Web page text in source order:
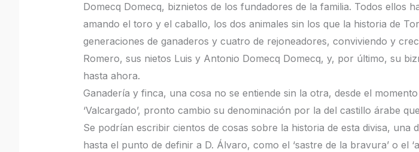
Domecq Domecq, biznietos de los fundadores de la familia. Todos ellos
amando el toro y el caballo, los dos animales sin los que la historia de
generaciones de ganaderos y cuatro de rejoneadores, conviviendo y
Romero, sus nietos Luis y Antonio Domecq Domecq, y, por último, su
hasta ahora.
Ganadería y finca, una cosa no se entiende sin la otra, desde el
‘Valcargado’, pronto cambio su denominación por la del castillo árabe
Se podrían escribir cientos de cosas sobre la historia de esta divisa,
hasta el punto de definir a D. Álvaro, como el ‘sastre de la bravura’ o el